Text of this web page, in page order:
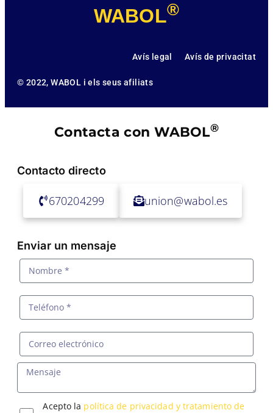
WABOL®
Avís legal Avís de privacitat
© 2022, WABOL i els seus afiliats
Contacta con WABOL®
Contacto directo
670204299 union@wabol.es
Enviar un mensaje
Acepto la política de privacidad y tratamiento de